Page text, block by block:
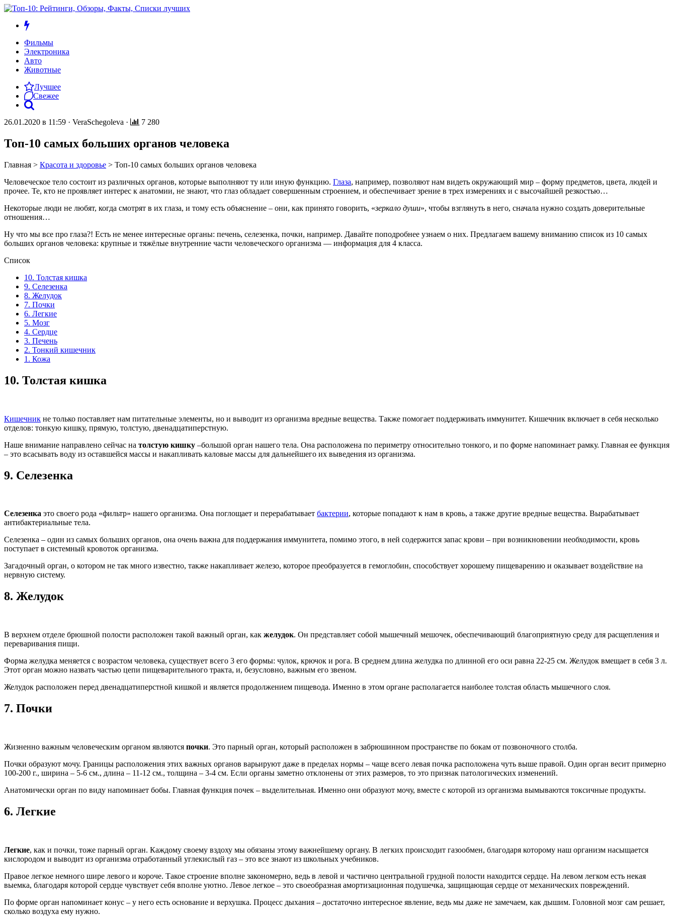
Фильмы
Электроника
Авто
Животные
Лучшее
Свежее
26.01.2020 в 11:59 · VeraSchegoleva · 7 280
Топ-10 самых больших органов человека
Главная > Красота и здоровье > Топ-10 самых больших органов человека
Человеческое тело состоит из различных органов, которые выполняют ту или иную функцию. Глаза, например, позволяют нам видеть окружающий мир – форму предметов, цвета, людей и
прочее. Те, кто не проявляет интерес к анатомии, не знают, что глаз обладает совершенным строением, и обеспечивает зрение в трех измерениях и с высочайшей резкостью…
Некоторые люди не любят, когда смотрят в их глаза, и тому есть объяснение – они, как принято говорить, «зеркало души», чтобы взглянуть в него, сначала нужно создать доверительные
отношения…
Ну что мы все про глаза?! Есть не менее интересные органы: печень, селезенка, почки, например. Давайте поподробнее узнаем о них. Предлагаем вашему вниманию список из 10 самых
больших органов человека: крупные и тяжёлые внутренние части человеческого организма — информация для 4 класса.
Список
10. Толстая кишка
9. Селезенка
8. Желудок
7. Почки
6. Легкие
5. Мозг
4. Сердце
3. Печень
2. Тонкий кишечник
1. Кожа
10. Толстая кишка
Кишечник не только поставляет нам питательные элементы, но и выводит из организма вредные вещества. Также помогает поддерживать иммунитет. Кишечник включает в себя несколько
отделов: тонкую кишку, прямую, толстую, двенадцатиперстную.
Наше внимание направлено сейчас на толстую кишку –большой орган нашего тела. Она расположена по периметру относительно тонкого, и по форме напоминает рамку. Главная ее функция
– это всасывать воду из оставшейся массы и накапливать каловые массы для дальнейшего их выведения из организма.
9. Селезенка
Селезенка это своего рода «фильтр» нашего организма. Она поглощает и перерабатывает бактерии, которые попадают к нам в кровь, а также другие вредные вещества. Вырабатывает
антибактериальные тела.
Селезенка – один из самых больших органов, она очень важна для поддержания иммунитета, помимо этого, в ней содержится запас крови – при возникновении необходимости, кровь
поступает в системный кровоток организма.
Загадочный орган, о котором не так много известно, также накапливает железо, которое преобразуется в гемоглобин, способствует хорошему пищеварению и оказывает воздействие на
нервную систему.
8. Желудок
В верхнем отделе брюшной полости расположен такой важный орган, как желудок. Он представляет собой мышечный мешочек, обеспечивающий благоприятную среду для расщепления и
переваривания пищи.
Форма желудка меняется с возрастом человека, существует всего 3 его формы: чулок, крючок и рога. В среднем длина желудка по длинной его оси равна 22-25 см. Желудок вмещает в себя 3 л.
Этот орган можно назвать частью цепи пищеварительного тракта, и, безусловно, важным его звеном.
Желудок расположен перед двенадцатиперстной кишкой и является продолжением пищевода. Именно в этом органе располагается наиболее толстая область мышечного слоя.
7. Почки
Жизненно важным человеческим органом являются почки. Это парный орган, который расположен в забрюшинном пространстве по бокам от позвоночного столба.
Почки образуют мочу. Границы расположения этих важных органов варьируют даже в пределах нормы – чаще всего левая почка расположена чуть выше правой. Один орган весит примерно
100-200 г., ширина – 5-6 см., длина – 11-12 см., толщина – 3-4 см. Если органы заметно отклонены от этих размеров, то это признак патологических изменений.
Анатомически орган по виду напоминает бобы. Главная функция почек – выделительная. Именно они образуют мочу, вместе с которой из организма вымываются токсичные продукты.
6. Легкие
Легкие, как и почки, тоже парный орган. Каждому своему вздоху мы обязаны этому важнейшему органу. В легких происходит газообмен, благодаря которому наш организм насыщается
кислородом и выводит из организма отработанный углекислый газ – это все знают из школьных учебников.
Правое легкое немного шире левого и короче. Такое строение вполне закономерно, ведь в левой и частично центральной грудной полости находится сердце. На левом легком есть некая
выемка, благодаря которой сердце чувствует себя вполне уютно. Левое легкое – это своеобразная амортизационная подушечка, защищающая сердце от механических повреждений.
По форме орган напоминает конус – у него есть основание и верхушка. Процесс дыхания – достаточно интересное явление, ведь мы даже не замечаем, как дышим. Головной мозг сам решает,
сколько воздуха ему нужно.